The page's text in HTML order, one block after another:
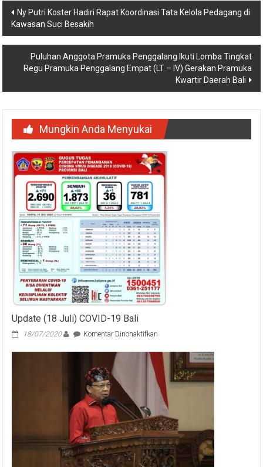
Navigasi
pos
Ny Putri Koster Hadiri Rapat Koordinasi Tata Kelola Pedagang di
Kawasan Suci Besakih
Puluhan Anggota Pramuka Penggalang Ikuti Lomba Tingkat
Regu Pramuka Penggalang Empat (LT – IV) Gerakan Pramuka
Kwartir Daerah Bali
Mungkin Anda Menyukai
Update (18 Juli) COVID-19 Bali
18/07/2020 Komentar Dinonaktifkan
(18
Juli)
COVID-
19
Bali